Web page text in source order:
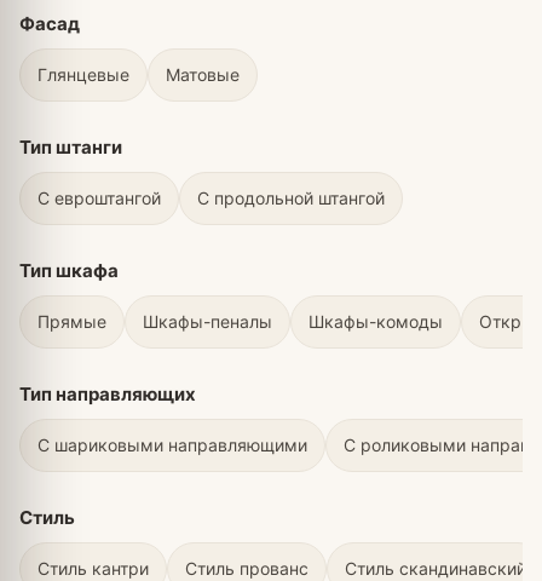
Фасад
Глянцевые Матовые
Тип штанги
С евроштангой С продольной штангой
Тип шкафа
Прямые Шкафы-пеналы Шкафы-комоды
Тип направляющих
С шариковыми направляющими С роликовыми
Стиль
Стиль кантри Стиль прованс Стиль скандинавский